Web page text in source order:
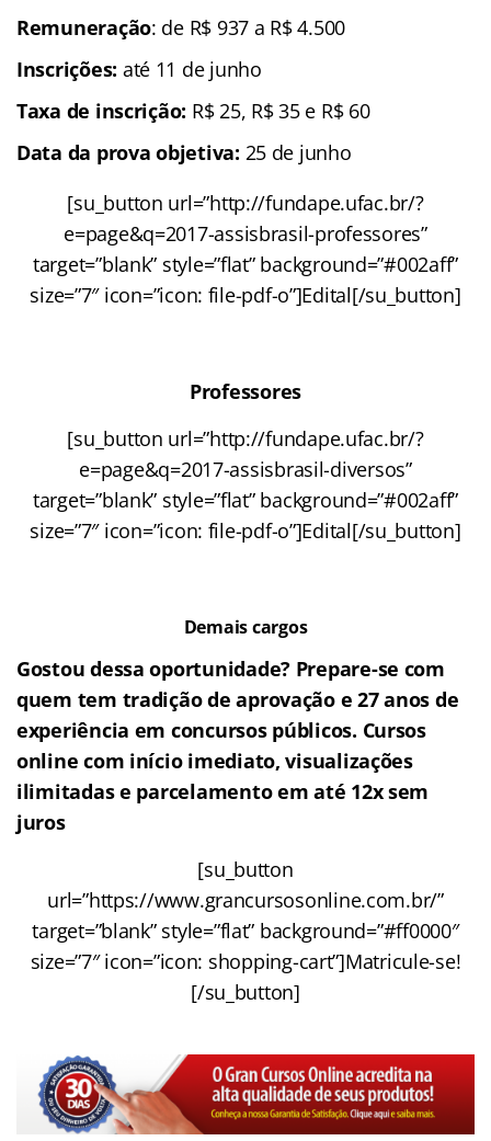
Remuneração: de R$ 937 a R$ 4.500
Inscrições: até 11 de junho
Taxa de inscrição: R$ 25, R$ 35 e R$ 60
Data da prova objetiva: 25 de junho
[su_button url=”http://fundape.ufac.br/?
e=page&q=2017-assisbrasil-professores”
target=”blank” style=”flat” background=”#002aff”
size=”7″ icon=”icon: file-pdf-o”]Edital[/su_button]
Professores
[su_button url=”http://fundape.ufac.br/?
e=page&q=2017-assisbrasil-diversos”
target=”blank” style=”flat” background=”#002aff”
size=”7″ icon=”icon: file-pdf-o”]Edital[/su_button]
Demais cargos
Gostou dessa oportunidade? Prepare-se com
quem tem tradição de aprovação e 27 anos de
experiência em concursos públicos. Cursos
online com início imediato, visualizações
ilimitadas e parcelamento em até 12x sem
juros
[su_button
url=”https://www.grancursosonline.com.br/”
target=”blank” style=”flat” background=”#ff0000″
size=”7″ icon=”icon: shopping-cart”]Matricule-se!
[/su_button]